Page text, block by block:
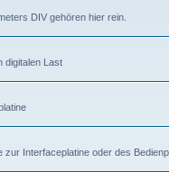
DIV gehören hier rein.
digitalen Last
Interfaceplatine oder des